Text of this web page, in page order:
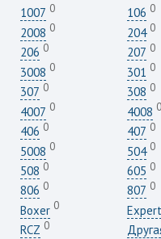
1007 0 106 0
2008 0 204 0
206 0 207 0
3008 0 301 0
307 0 308 0
4007 0 4008 0
406 0 407 0
5008 0 504 0
508 0 605 0
806 0 807 0
Boxer 0 Expert
RCZ 0